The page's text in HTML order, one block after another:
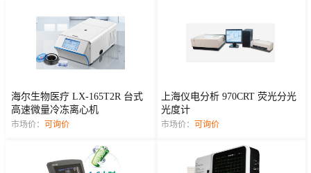
海尔生物医疗 LX-165T2R 台式
高速微量冷冻离心机
市场价： 可询价
上海仪电分析 970CRT 荧光分光
光度计
市场价： 可询价